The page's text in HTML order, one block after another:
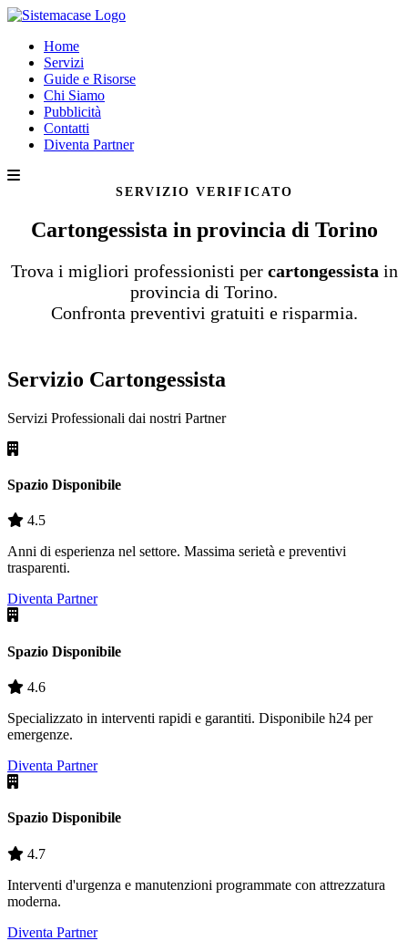
Home
Servizi
Guide e Risorse
Chi Siamo
Pubblicità
Contatti
Diventa Partner
SERVIZIO VERIFICATO
Cartongessista in provincia di Torino
Trova i migliori professionisti per cartongessista in
provincia di Torino.
Confronta preventivi gratuiti e risparmia.
Servizio Cartongessista
Servizi Professionali dai nostri Partner
Spazio Disponibile
4.5
Anni di esperienza nel settore. Massima serietà e preventivi
trasparenti.
Diventa Partner
Spazio Disponibile
4.6
Specializzato in interventi rapidi e garantiti. Disponibile h24 per
emergenze.
Diventa Partner
Spazio Disponibile
4.7
Interventi d'urgenza e manutenzioni programmate con attrezzatura
moderna.
Diventa Partner